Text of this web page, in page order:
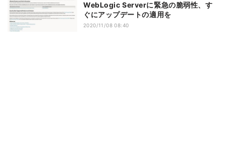
WebLogic Serverに緊急の脆弱性、す
ぐにアップデートの適用を
2020/11/08 08:40